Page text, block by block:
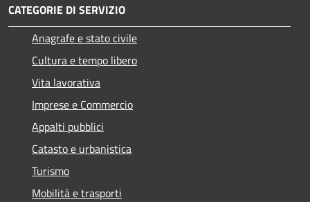
CATEGORIE DI SERVIZIO
Anagrafe e stato civile
Cultura e tempo libero
Vita lavorativa
Imprese e Commercio
Appalti pubblici
Catasto e urbanistica
Turismo
Mobilità e trasporti